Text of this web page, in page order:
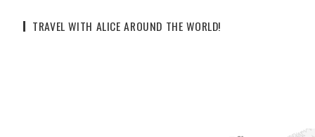
TRAVEL WITH ALICE AROUND THE WORLD!